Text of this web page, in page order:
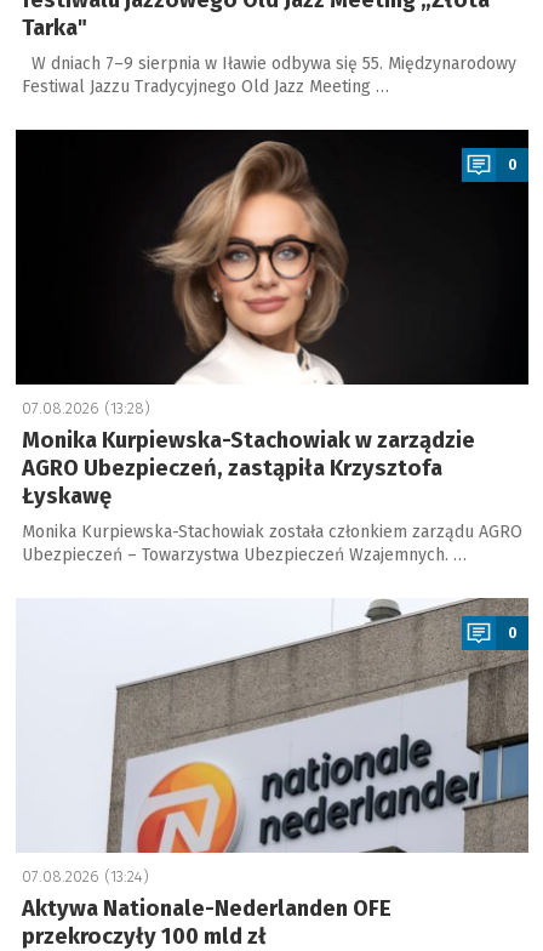
Tarka"
W dniach 7–9 sierpnia w Iławie odbywa się 55. Międzynarodowy
Festiwal Jazzu Tradycyjnego Old Jazz Meeting …
a
0
07.08.2026 (13:28)
Monika Kurpiewska-Stachowiak w zarządzie
AGRO Ubezpieczeń, zastąpiła Krzysztofa
Łyskawę
Monika Kurpiewska-Stachowiak została członkiem zarządu AGRO
Ubezpieczeń – Towarzystwa Ubezpieczeń Wzajemnych. …
0
07.08.2026 (13:24)
Aktywa Nationale-Nederlanden OFE
przekroczyły 100 mld zł